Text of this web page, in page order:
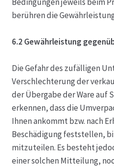
berühren die
6.2 Gewährleistung
Die Gefahr des zufälligen
Verschlechterung der
der Übergabe der Ware auf
erkennen, dass die
Ihnen ankommt bzw. nach
Beschädigung feststellen,
mitzuteilen. Es besteht
einer solchen Mitteilung,